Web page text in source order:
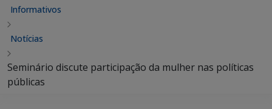
Informativos
Notícias
Seminário discute participação da mulher nas políticas
públicas